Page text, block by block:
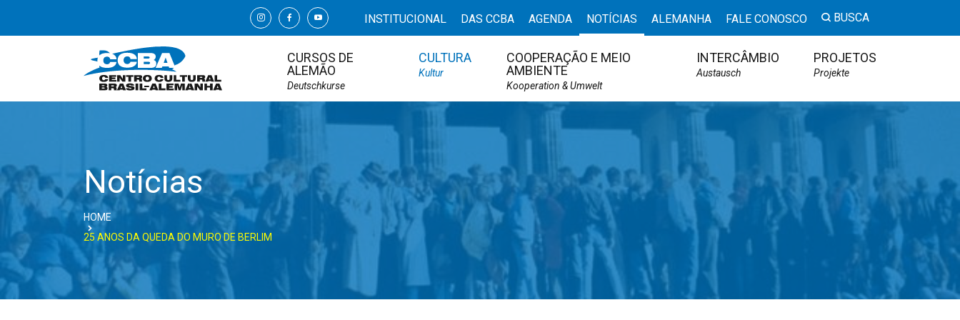
INSTITUCIONAL DAS CCBA AGENDA NOTÍCIAS ALEMANHA FALE CONOSCO BUSCA
CURSOS DE
ALEMÃO
Deutschkurse
CULTURA
Kultur
COOPERAÇÃO E MEIO
AMBIENTE
Kooperation & Umwelt
INTERCÂMBIO
Austausch
PROJETOS
Projekte
Notícias
HOME
25 ANOS DA QUEDA DO MURO DE BERLIM